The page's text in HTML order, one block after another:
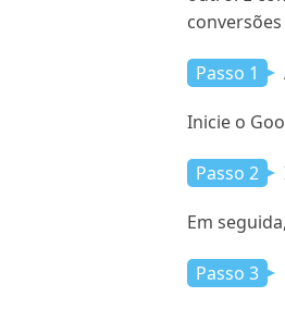
conversões
Passo 1
Inicie o
Passo 2
Em
Passo 3